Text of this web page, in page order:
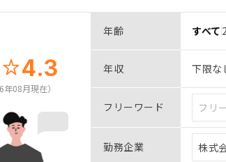
4.3
08月現在）
年齢 すべて
年収
フリーワード
勤務企業